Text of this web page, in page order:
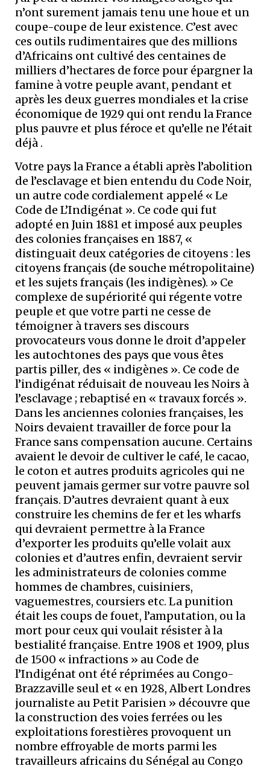
n’ont surement jamais tenu une houe et un
coupe-coupe de leur existence. C’est avec
ces outils rudimentaires que des millions
d’Africains ont cultivé des centaines de
milliers d’hectares de force pour épargner la
famine à votre peuple avant, pendant et
après les deux guerres mondiales et la crise
économique de 1929 qui ont rendu la France
plus pauvre et plus féroce et qu’elle ne l’était
déjà .
Votre pays la France a établi après l’abolition
de l’esclavage et bien entendu du Code Noir,
un autre code cordialement appelé « Le
Code de L’Indigénat ». Ce code qui fut
adopté en Juin 1881 et imposé aux peuples
des colonies françaises en 1887, «
distinguait deux catégories de citoyens : les
citoyens français (de souche métropolitaine)
et les sujets français (les indigènes). » Ce
complexe de supériorité qui régente votre
peuple et que votre parti ne cesse de
témoigner à travers ses discours
provocateurs vous donne le droit d’appeler
les autochtones des pays que vous êtes
partis piller, des « indigènes ». Ce code de
l’indigénat réduisait de nouveau les Noirs à
l’esclavage ; rebaptisé en « travaux forcés ».
Dans les anciennes colonies françaises, les
Noirs devaient travailler de force pour la
France sans compensation aucune. Certains
avaient le devoir de cultiver le café, le cacao,
le coton et autres produits agricoles qui ne
peuvent jamais germer sur votre pauvre sol
français. D’autres devraient quant à eux
construire les chemins de fer et les wharfs
qui devraient permettre à la France
d’exporter les produits qu’elle volait aux
colonies et d’autres enfin, devraient servir
les administrateurs de colonies comme
hommes de chambres, cuisiniers,
vaguemestres, coursiers etc. La punition
était les coups de fouet, l’amputation, ou la
mort pour ceux qui voulait résister à la
bestialité française. Entre 1908 et 1909, plus
de 1500 « infractions » au Code de
l’Indigénat ont été réprimées au Congo-
Brazzaville seul et « en 1928, Albert Londres
journaliste au Petit Parisien » découvre que
la construction des voies ferrées ou les
exploitations forestières provoquent un
nombre effroyable de morts parmi les
travailleurs africains du Sénégal au Congo